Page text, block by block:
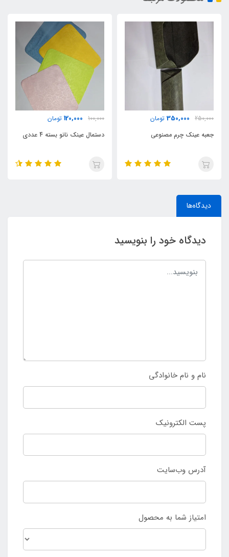
250,000
350,000 تومان
جعبه عینک چرم مصنوعی
100,000
120,000 تومان
دستمال عینک نانو بسته 4 عددی
دیدگاه‌ها
دیدگاه خود را بنویسید
نام و نام خانوادگی
پست الکترونیک
آدرس وب‌سایت
امتیاز شما به محصول